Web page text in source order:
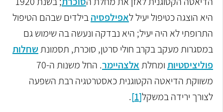
היא הוצגה כטיפול יעיל לאפילפסיהבילדים שבהם הטיפול
התרופתי לא היה יעיל; היא נבדקה ונעשה בה שימוש גם
במסגרות מעקב בקרב חולי סרטן, סוכרת, תסמונתשחלות
פוליציסטיותומחלתאלצהיימר.
החל משנות ה-70
משווקת הדיאטה הקטוגנית כאסטרטגיה רבת השפעה
לצורך ירידה במשקל[1]
.